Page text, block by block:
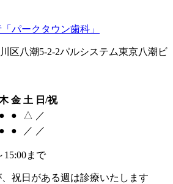
区八潮5‐2‐2パルシステム東京八潮ビ
金 土 日/祝
● ● △ ／
● ● ／ ／
まで
祝日がある週は診療いたします